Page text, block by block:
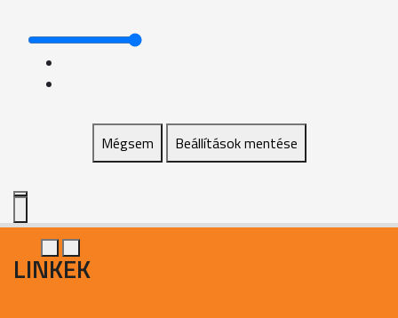
Mégsem Beállítások mentése
LINKEK